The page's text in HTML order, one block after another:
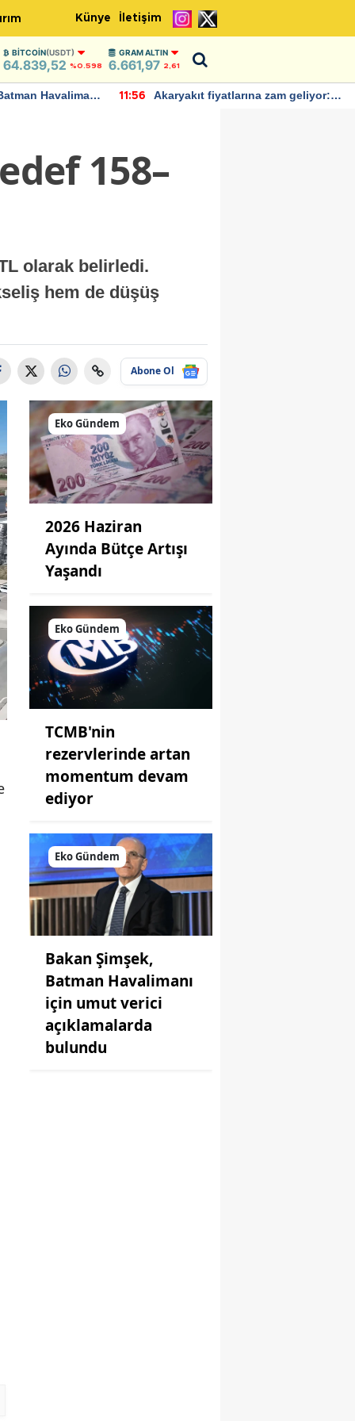
Künye İletişim
BITCOIN(USDT)
64.839,52 %0.598
GRAM ALTIN
6.661,97 2,61
Havalimanı
11:56
Akaryakıt fiyatlarına zam geliyor:
158–
olarak belirledi.
hem de düşüş
Abone Ol
Eko Gündem
2026 Haziran
Ayında Bütçe Artışı
Yaşandı
Eko Gündem
TCMB'nin
rezervlerinde artan
momentum devam
ediyor
Eko Gündem
Bakan Şimşek,
Batman Havalimanı
için umut verici
açıklamalarda
bulundu